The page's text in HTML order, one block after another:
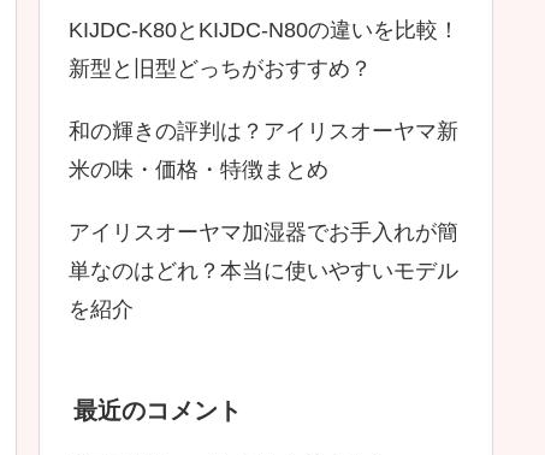
KIJDC-K80とKIJDC-N80の違いを比較！
新型と旧型どっちがおすすめ？
和の輝きの評判は？アイリスオーヤマ新
米の味・価格・特徴まとめ
アイリスオーヤマ加湿器でお手入れが簡
単なのはどれ？本当に使いやすいモデル
を紹介
最近のコメント